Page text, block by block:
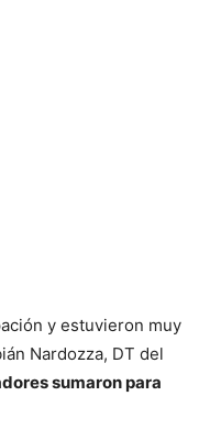
y estuvieron muy
Nardozza, DT del
sumaron para